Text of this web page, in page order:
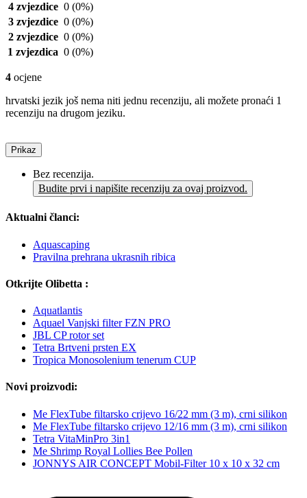
4 zvjezdice 0 (0%)
3 zvjezdice 0 (0%)
2 zvjezdice 0 (0%)
1 zvjezdica 0 (0%)
4 ocjene
hrvatski jezik još nema niti jednu recenziju, ali možete pronaći 1
recenziju na drugom jeziku.
Prikaz
Bez recenzija.
Budite prvi i napišite recenziju za ovaj proizvod.
Aktualni članci:
Aquascaping
Pravilna prehrana ukrasnih ribica
Otkrijte Olibetta :
Aquatlantis
Aquael Vanjski filter FZN PRO
JBL CP rotor set
Tetra Brtveni prsten EX
Tropica Monosolenium tenerum CUP
Novi proizvodi:
Me FlexTube filtarsko crijevo 16/22 mm (3 m), crni silikon
Me FlexTube filtarsko crijevo 12/16 mm (3 m), crni silikon
Tetra VitaMinPro 3in1
Me Shrimp Royal Lollies Bee Pollen
JONNYS AIR CONCEPT Mobil-Filter 10 x 10 x 32 cm